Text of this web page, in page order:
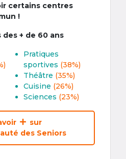
certains centres
!
+ de 60 ans
Pratiques
sportives (38%)
Théâtre (35%)
Cuisine (26%)
Sciences (23%)
sur
des Seniors